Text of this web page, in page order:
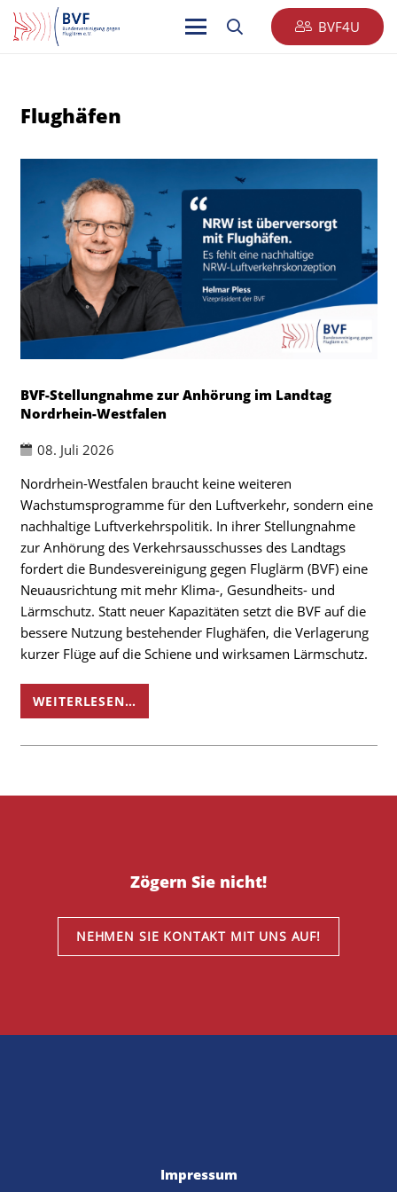
BVF4U
Flughäfen
BVF-Stellungnahme zur Anhörung im Landtag
Nordrhein-Westfalen
08. Juli 2026
Nordrhein-Westfalen braucht keine weiteren
Wachstumsprogramme für den Luftverkehr, sondern eine
nachhaltige Luftverkehrspolitik. In ihrer Stellungnahme
zur Anhörung des Verkehrsausschusses des Landtags
fordert die Bundesvereinigung gegen Fluglärm (BVF) eine
Neuausrichtung mit mehr Klima-, Gesundheits- und
Lärmschutz. Statt neuer Kapazitäten setzt die BVF auf die
bessere Nutzung bestehender Flughäfen, die Verlagerung
kurzer Flüge auf die Schiene und wirksamen Lärmschutz.
WEITERLESEN…
Zögern Sie nicht!
NEHMEN SIE KONTAKT MIT UNS AUF!
Impressum